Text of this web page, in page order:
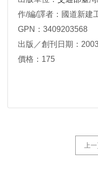
作/編/譯者：國道新建
GPN：3409203568
出版／創刊日期：
價格：175
上